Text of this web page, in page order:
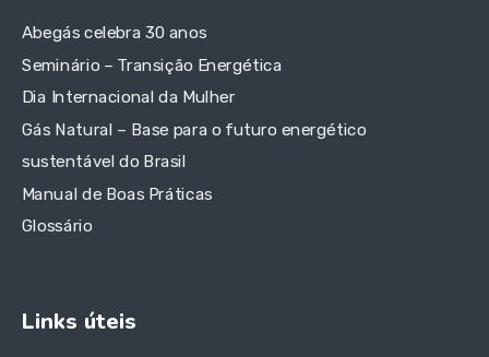
Abegás celebra 30 anos
Seminário – Transição Energética
Dia Internacional da Mulher
Gás Natural – Base para o futuro energético
sustentável do Brasil
Manual de Boas Práticas
Glossário
Links úteis